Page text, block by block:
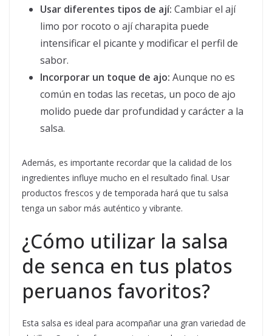
Usar diferentes tipos de ají: Cambiar el ají
limo por rocoto o ají charapita puede
intensificar el picante y modificar el perfil de
sabor.
Incorporar un toque de ajo: Aunque no es
común en todas las recetas, un poco de ajo
molido puede dar profundidad y carácter a la
salsa.
Además, es importante recordar que la calidad de los
ingredientes influye mucho en el resultado final. Usar
productos frescos y de temporada hará que tu salsa
tenga un sabor más auténtico y vibrante.
¿Cómo utilizar la salsa
de senca en tus platos
peruanos favoritos?
Esta salsa es ideal para acompañar una gran variedad de